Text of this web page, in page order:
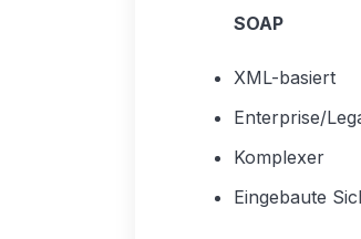
SOAP
XML-basiert
Enterprise/
Komplexer
Eingebaute